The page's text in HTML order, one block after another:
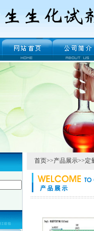
首页>>产品展示>>定